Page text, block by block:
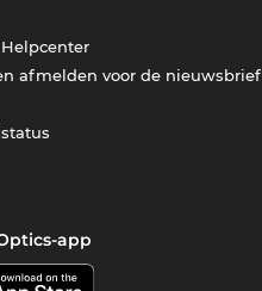
afmelden voor de nieuwsbrief
app